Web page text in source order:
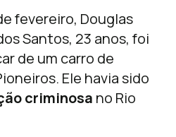
fevereiro, Douglas
Santos, 23 anos, foi
de um carro de
Ele havia sido
criminosa no Rio